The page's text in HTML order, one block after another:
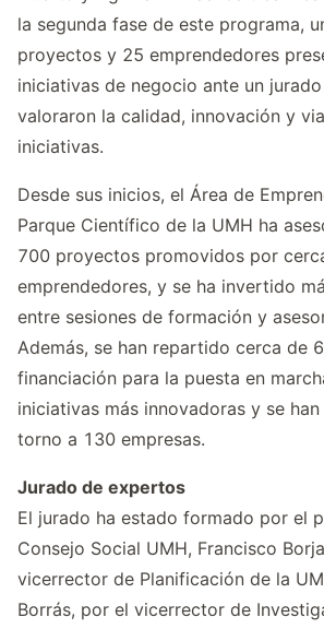
la segunda fase de este programa,
proyectos y 25 emprendedores
iniciativas de negocio ante un
valoraron la calidad, innovación y
iniciativas.
Desde sus inicios, el Área de
Parque Científico de la UMH ha
700 proyectos promovidos por
emprendedores, y se ha invertido
entre sesiones de formación y
Además, se han repartido cerca de
financiación para la puesta en
iniciativas más innovadoras y se
torno a 130 empresas.
Jurado de expertos
El jurado ha estado formado por el
Consejo Social UMH, Francisco
vicerrector de Planificación de la
Borrás, por el vicerrector de